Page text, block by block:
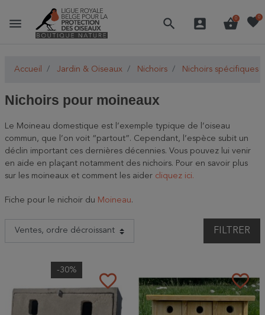
menu search account_box shopping_basket
0 favorite0
Accueil Jardin & Oiseaux Nichoirs Nichoirs spécifiques
Nichoirs pour moineaux
Le Moineau domestique est l’exemple typique de l’oiseau
commun, que l’on voit “partout”. Cependant, l’espèce subit un
déclin important ces dernières décennies. Vous pouvez lui venir
en aide en plaçant notamment des nichoirs. Pour en savoir plus
sur les moineaux et comment les aider cliquez ici.
Fiche pour le nichoir du Moineau.
FILTRER
favorite_border
-30%
favorite_border